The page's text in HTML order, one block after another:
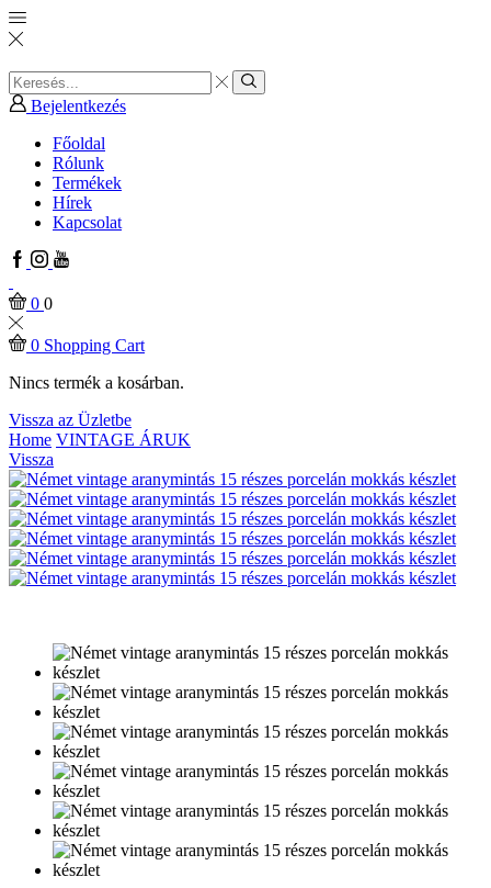
Search
input
Search
Bejelentkezés
Főoldal
Rólunk
Termékek
Hírek
Kapcsolat
Facebook
Instagram
Youtube
0 0
0 Shopping Cart
Nincs termék a kosárban.
Vissza az Üzletbe
Home VINTAGE ÁRUK
Vissza